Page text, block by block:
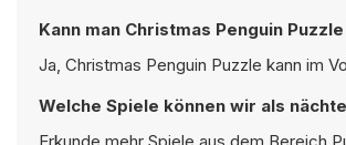
Kann man Christmas Penguin
Ja, Christmas Penguin Puzzle kann im
Welche Spiele können wir als